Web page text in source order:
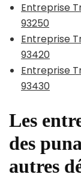
Entreprise
93250
Entreprise
93420
Entreprise
93430
Les
des
autres